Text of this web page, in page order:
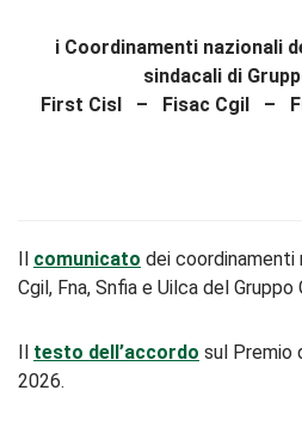
i Coordinamenti nazionali
sindacali di
First Cisl – Fisac Cgil –
Il comunicato dei coordinamenti
Cgil, Fna, Snfia e Uilca del Gruppo
Il testo dell’accordo sul Premio
2026.